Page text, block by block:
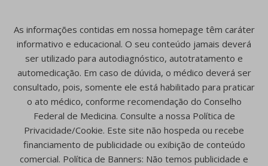
As informações contidas em nossa homepage têm caráter
informativo e educacional. O seu conteúdo jamais deverá
ser utilizado para autodiagnóstico, autotratamento e
automedicação. Em caso de dúvida, o médico deverá ser
consultado, pois, somente ele está habilitado para praticar
o ato médico, conforme recomendação do Conselho
Federal de Medicina. Consulte a nossa Política de
Privacidade/Cookie. Este site não hospeda ou recebe
financiamento de publicidade ou exibição de conteúdo
comercial. Política de Banners: Não temos publicidade e